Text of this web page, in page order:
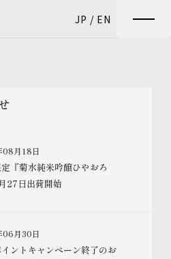
JP / EN
08月18日
『菊水純米吟醸ひやおろ
27日出荷開始
06月30日
ントキャンペーン終了のお